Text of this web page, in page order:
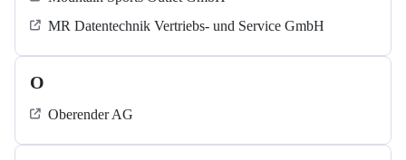
MR Datentechnik Vertriebs- und Service GmbH
O
Oberender AG